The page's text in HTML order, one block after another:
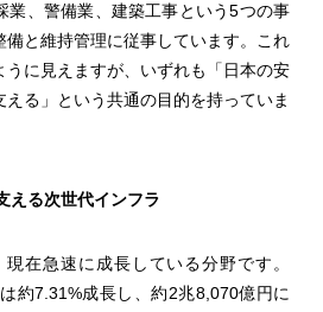
業、警備業、建築工事という5つの事
と維持管理に従事しています。これ
うに見えますが、いずれも「日本の安
る」という共通の目的を持っていま
える次世代インフラ
在急速に成長している分野です。
約7.31%成長し、約2兆8,070億円に